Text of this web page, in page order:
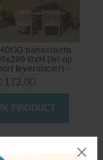
tuinscherm
BxH (let op
leverancier) ~
173,00
PRODUCT